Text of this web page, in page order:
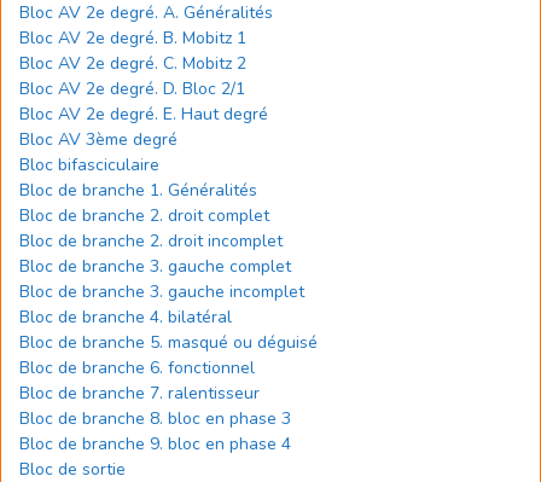
Bloc AV 2e degré. A. Généralités
Bloc AV 2e degré. B. Mobitz 1
Bloc AV 2e degré. C. Mobitz 2
Bloc AV 2e degré. D. Bloc 2/1
Bloc AV 2e degré. E. Haut degré
Bloc AV 3ème degré
Bloc bifasciculaire
Bloc de branche 1. Généralités
Bloc de branche 2. droit complet
Bloc de branche 2. droit incomplet
Bloc de branche 3. gauche complet
Bloc de branche 3. gauche incomplet
Bloc de branche 4. bilatéral
Bloc de branche 5. masqué ou déguisé
Bloc de branche 6. fonctionnel
Bloc de branche 7. ralentisseur
Bloc de branche 8. bloc en phase 3
Bloc de branche 9. bloc en phase 4
Bloc de sortie